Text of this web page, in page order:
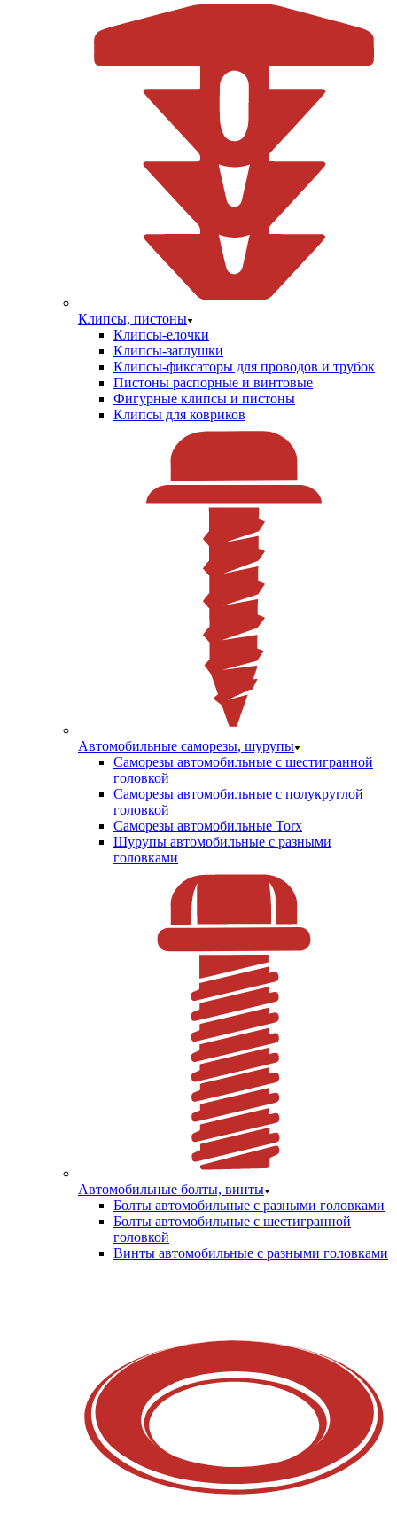
Клипсы, пистоны
Клипсы-елочки
Клипсы-заглушки
Клипсы-фиксаторы для проводов и трубок
Пистоны распорные и винтовые
Фигурные клипсы и пистоны
Клипсы для ковриков
Автомобильные саморезы, шурупы
Саморезы автомобильные с шестигранной
головкой
Саморезы автомобильные с полукруглой
головкой
Саморезы автомобильные Torx
Шурупы автомобильные с разными
головками
Автомобильные болты, винты
Болты автомобильные с разными головками
Болты автомобильные с шестигранной
головкой
Винты автомобильные с разными головками